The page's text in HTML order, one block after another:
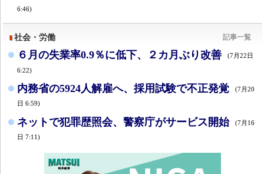
6:46)
社会・労働 記事一覧
６月の失業率0.9％に低下、２カ月ぶり改善 (7月22日
6:22)
内務省の5924人解雇へ、採用試験で不正発覚
(7月20
日 6:59)
ネットで犯罪歴照会、警察庁がサービス開始
(7月16
日 7:11)